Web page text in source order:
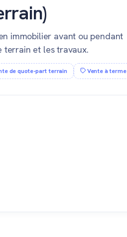
immobilier avant ou pendant
terrain et les travaux.
de quote-part terrain Vente à terme